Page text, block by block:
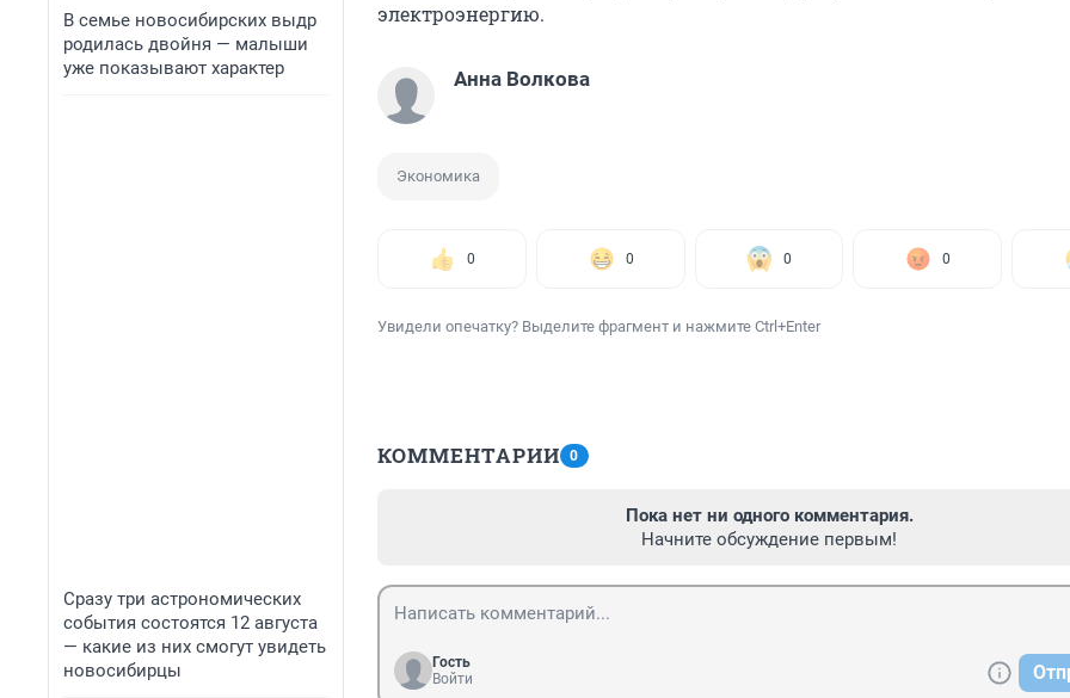
В семье новосибирских выдр
родилась двойня — малыши
уже показывают характер
Сразу три астрономических
события состоятся 12 августа
— какие из них смогут увидеть
новосибирцы
электроэнергию.
Анна Волкова
Экономика
0 0 0 0
Увидели опечатку? Выделите фрагмент и нажмите Ctrl+Enter
КОММЕНТАРИИ 0
Пока нет ни одного комментария.
Начните обсуждение первым!
Гость
Войти